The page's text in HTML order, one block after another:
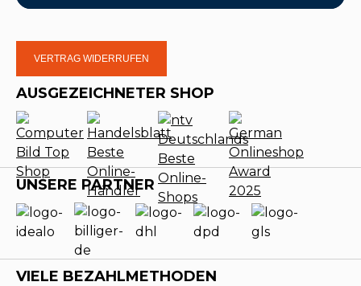
VERTRAG WIDERRUFEN
AUSGEZEICHNETER SHOP
UNSERE PARTNER
VIELE BEZAHLMETHODEN